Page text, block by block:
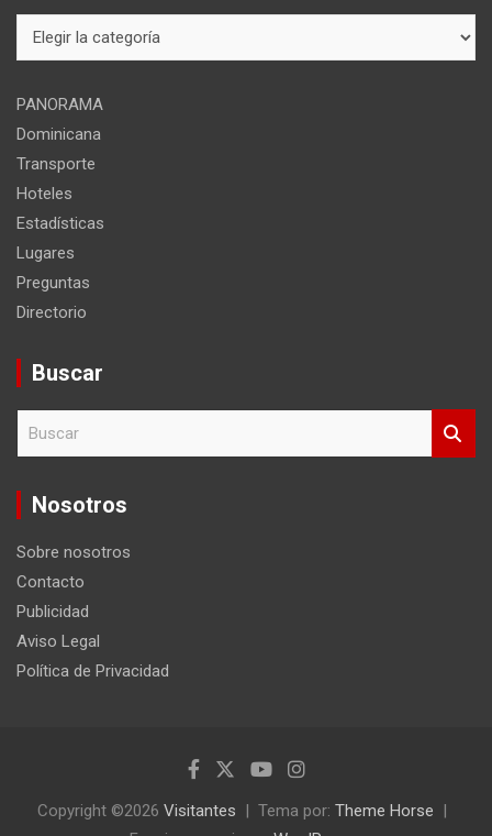
del
PANORAMA
Dominicana
Transporte
Hoteles
Estadísticas
Lugares
Preguntas
Directorio
Buscar
c
Nosotros
Sobre nosotros
Contacto
Publicidad
Aviso Legal
Política de Privacidad
Copyright ©2026 Visitantes Tema por: Theme Horse